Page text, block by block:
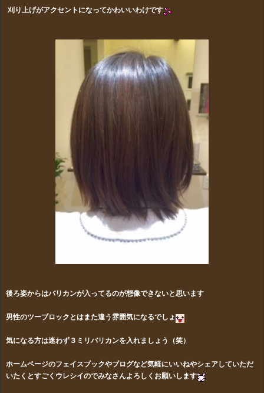
刈り上げがアクセントになってかわいいわけです
後ろ姿からはバリカンが入ってるのが想像できないと思います
男性のツーブロックとはまた違う雰囲気になるでしょ
気になる方は迷わず３ミリバリカンを入れましょう（笑）
ホームページのフェイスブックやブログなど気軽にいいねやシェアしていただ
いたくとすごくウレシイのでみなさんよろしくお願いします